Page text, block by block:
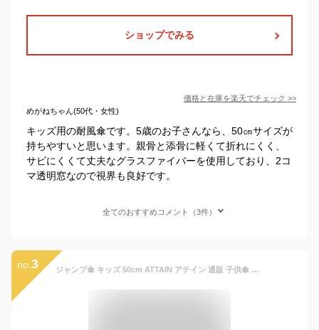
ショップでみる
価格と在庫を楽天でチェック >>
めがねちゃん(50代・女性)
キッズ用の耐風傘です。5歳のお子さんなら、50㎝サイズが
持ちやすいと思います。親骨と添骨に軽くて折れにくく、
サビにくくて丈夫なグラスファイバーを使用しており、2コ
マ透明窓なので視界も良好です。
全てのおすすめコメント（3件）
no. 3 ジャンプ傘 キッズ 50cm ATTAIN アテイン 通販 子供傘 50センチ 傘 かさ ジャンプ ワンタッチ 子ども用 こども 1コマ透明窓付き グラスファイバー骨 丈夫 折れにくい 軽い 軽量 かわいい おしゃれ 小学校 男の子 女の子 通園 通学 入学 幼稚園 保育園 電車 トレイン